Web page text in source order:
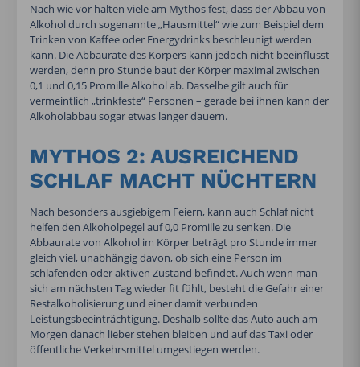
Nach wie vor halten viele am Mythos fest, dass der Abbau von
Alkohol durch sogenannte „Hausmittel“ wie zum Beispiel dem
Trinken von Kaffee oder Energydrinks beschleunigt werden
kann. Die Abbaurate des Körpers kann jedoch nicht beeinflusst
werden, denn pro Stunde baut der Körper maximal zwischen
0,1 und 0,15 Promille Alkohol ab. Dasselbe gilt auch für
vermeintlich „trinkfeste“ Personen – gerade bei ihnen kann der
Alkoholabbau sogar etwas länger dauern.
MYTHOS 2: AUSREICHEND
SCHLAF MACHT NÜCHTERN
Nach besonders ausgiebigem Feiern, kann auch Schlaf nicht
helfen den Alkoholpegel auf 0,0 Promille zu senken. Die
Abbaurate von Alkohol im Körper beträgt pro Stunde immer
gleich viel, unabhängig davon, ob sich eine Person im
schlafenden oder aktiven Zustand befindet. Auch wenn man
sich am nächsten Tag wieder fit fühlt, besteht die Gefahr einer
Restalkoholisierung und einer damit verbunden
Leistungsbeeinträchtigung. Deshalb sollte das Auto auch am
Morgen danach lieber stehen bleiben und auf das Taxi oder
öffentliche Verkehrsmittel umgestiegen werden.